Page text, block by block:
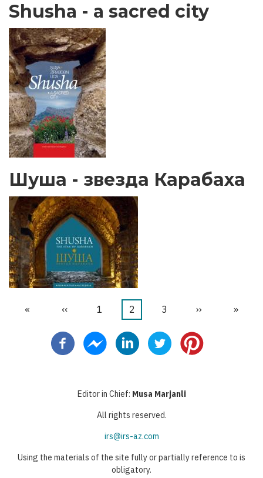
Shusha - a sacred city
Шуша - звезда Карабаха
страниц
Первая
« ←
‹‹ Страница
1
Текущая
2 Страница
3
Следующая
›› »
Editor in Chief: Musa Marjanli
All rights reserved.
irs@irs-az.com
Using the materials of the site fully or partially reference to is
obligatory.